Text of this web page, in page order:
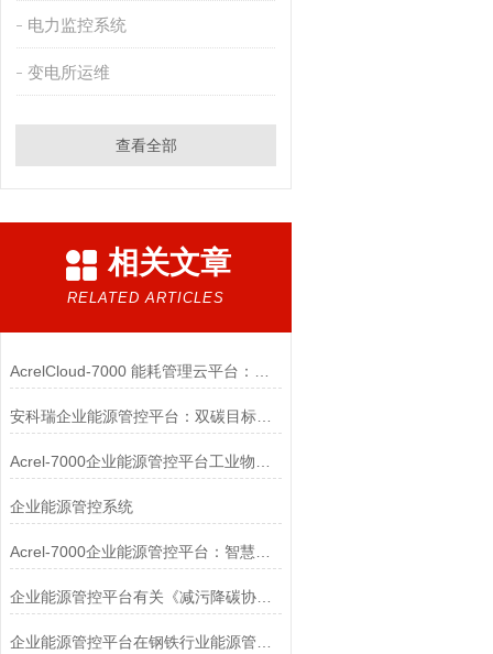
电力监控系统
变电所运维
查看全部
相关文章
RELATED ARTICLES
安科瑞企业能源管控平台：双碳目标下传统工厂数字化能碳管理转型新范式
企业能源管控系统
企业能源管控平台有关《减污降碳协同增效实施方案》的运用